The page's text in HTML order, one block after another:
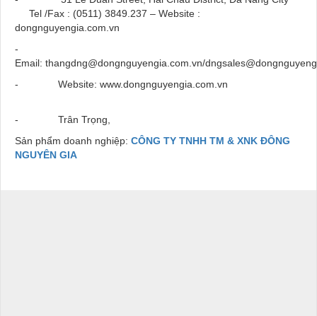
Tel /Fax : (0511) 3849.237 – Website :
dongnguyengia.com.vn
-
Email: thangdng@dongnguyengia.com.vn/
- Website: www.dongnguyengia.com.vn
- Trân Trọng,
Sản phẩm doanh nghiệp: CÔNG TY TNHH TM & XNK ĐÔNG
NGUYÊN GIA